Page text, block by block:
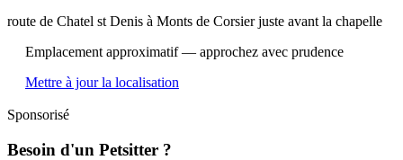
route de Chatel st Denis à Monts de Corsier juste avant la chapelle
Emplacement approximatif — approchez avec prudence
Mettre à jour la localisation
Sponsorisé
Besoin d'un Petsitter ?